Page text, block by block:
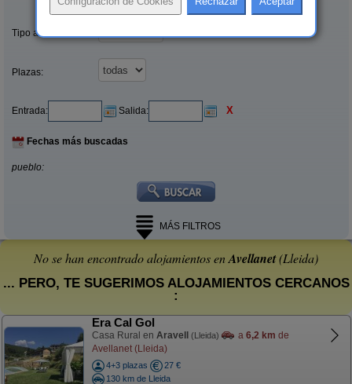
Tipo alquiler:
Plazas:
Entrada: Salida: X
Fechas más buscadas
pueblo:
MÁS FILTROS
No se han encontrado alojamientos enAvellanet(Lleida)
... PERO, TE SUGERIMOS ALOJAMIENTOS CERCANOS
:
Era Cal Gol
Casa Rural en Aravell (Lleida) a 6,2 km de
Avellanet (Lleida)
4+3 plazas
27 €
130 km de Lleida